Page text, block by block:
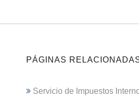
PÁGINAS
Servicio de Impuestos